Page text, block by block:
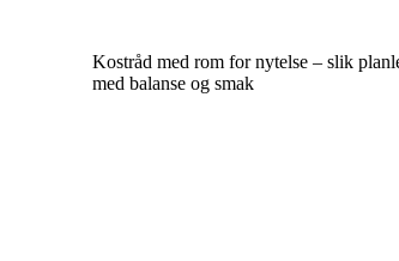
Kostråd med rom for nytelse – slik
med balanse og smak